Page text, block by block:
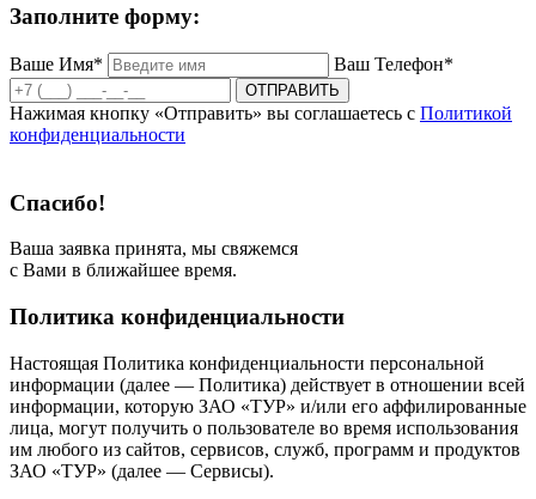
Заполните форму:
Ваше Имя* Ваш Телефон*
ОТПРАВИТЬ
Нажимая кнопку «Отправить» вы соглашаетесь с Политикой
конфиденциальности
Спасибо!
Ваша заявка принята, мы свяжемся
с Вами в ближайшее время.
Политика конфиденциальности
Настоящая Политика конфиденциальности персональной
информации (далее — Политика) действует в отношении всей
информации, которую ЗАО «ТУР» и/или его аффилированные
лица, могут получить о пользователе во время использования
им любого из сайтов, сервисов, служб, программ и продуктов
ЗАО «ТУР» (далее — Сервисы).